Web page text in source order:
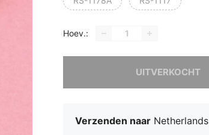
Hoev.:
UITVERKOCHT
Verzenden naar Netherlands